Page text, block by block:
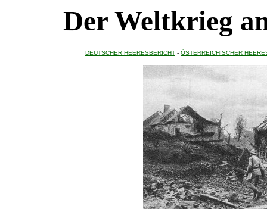
Der Weltkrieg
DEUTSCHER HEERESBERICHT - ÖSTERREICHISCHER